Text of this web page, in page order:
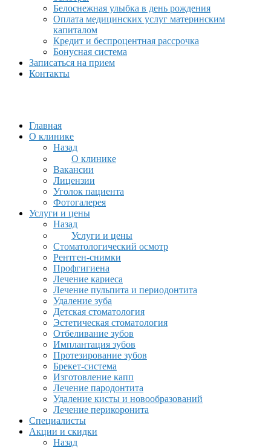
Белоснежная улыбка в день рождения
Оплата медицинских услуг материнским
капиталом
Кредит и беспроцентная рассрочка
Бонусная система
Записаться на прием
Контакты
Главная
О клинике
Назад
О клинике
Вакансии
Лицензии
Уголок пациента
Фотогалерея
Услуги и цены
Назад
Услуги и цены
Стоматологический осмотр
Рентген-снимки
Профгигиена
Лечение кариеса
Лечение пульпита и периодонтита
Удаление зуба
Детская стоматология
Эстетическая стоматология
Отбеливание зубов
Имплантация зубов
Протезирование зубов
Брекет-система
Изготовление капп
Лечение пародонтита
Удаление кисты и новообразований
Лечение перикоронита
Специалисты
Акции и скидки
Назад